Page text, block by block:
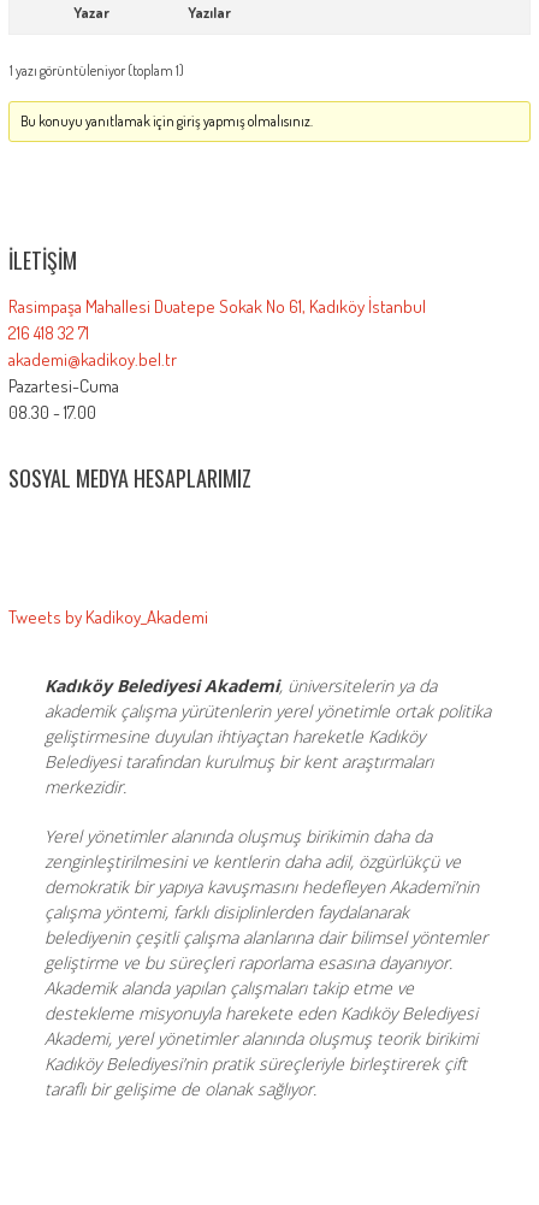
Yazar Yazılar
1 yazı görüntüleniyor (toplam 1)
Bu konuyu yanıtlamak için giriş yapmış olmalısınız.
İLETIŞIM
Rasimpaşa Mahallesi Duatepe Sokak No 61, Kadıköy İstanbul
216 418 32 71
akademi@kadikoy.bel.tr
Pazartesi-Cuma
08.30 - 17.00
SOSYAL MEDYA HESAPLARIMIZ
üzerindeki
görüntüle
üzerindeki
görüntüle
üzerindeki
görüntüle
kişisinin
üzerindeki
profilini
görüntüle
Tweets by Kadikoy_Akademi
Kadıköy Belediyesi Akademi, üniversitelerin ya da
akademik çalışma yürütenlerin yerel yönetimle ortak politika
geliştirmesine duyulan ihtiyaçtan hareketle Kadıköy
Belediyesi tarafından kurulmuş bir kent araştırmaları
merkezidir.
Yerel yönetimler alanında oluşmuş birikimin daha da
zenginleştirilmesini ve kentlerin daha adil, özgürlükçü ve
demokratik bir yapıya kavuşmasını hedefleyen Akademi’nin
çalışma yöntemi, farklı disiplinlerden faydalanarak
belediyenin çeşitli çalışma alanlarına dair bilimsel yöntemler
geliştirme ve bu süreçleri raporlama esasına dayanıyor.
Akademik alanda yapılan çalışmaları takip etme ve
destekleme misyonuyla harekete eden Kadıköy Belediyesi
Akademi, yerel yönetimler alanında oluşmuş teorik birikimi
Kadıköy Belediyesi’nin pratik süreçleriyle birleştirerek çift
taraflı bir gelişime de olanak sağlıyor.